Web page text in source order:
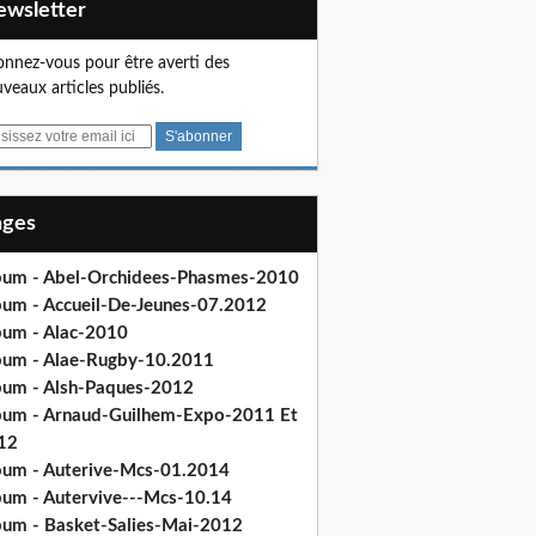
vous pour être averti des
articles publiés.
- Abel-Orchidees-Phasmes-2010
- Accueil-De-Jeunes-07.2012
- Alac-2010
- Alae-Rugby-10.2011
- Alsh-Paques-2012
- Arnaud-Guilhem-Expo-2011 Et
- Auterive-Mcs-01.2014
- Autervive---Mcs-10.14
- Basket-Salies-Mai-2012